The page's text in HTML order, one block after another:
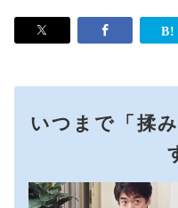
いつまで「揉